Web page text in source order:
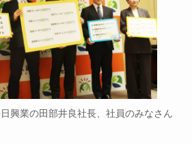
興業の田部井良社長、社員のみなさん